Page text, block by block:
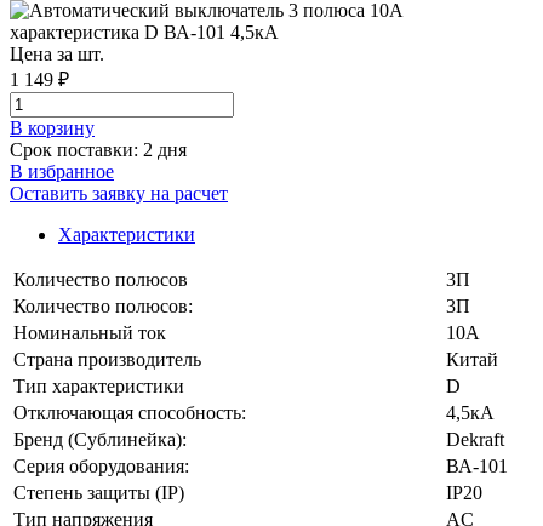
Цена за шт.
1 149 ₽
В корзинy
Срок поставки: 2 дня
В избранное
Оставить заявку на расчет
Характеристики
Количество полюсов
3П
Количество полюсов:
3П
Номинальный ток
10А
Страна производитель
Китай
Тип характеристики
D
Отключающая способность:
4,5кА
Бренд (Сублинейка):
Dekraft
Серия оборудования:
ВА-101
Степень защиты (IP)
IP20
Тип напряжения
AC